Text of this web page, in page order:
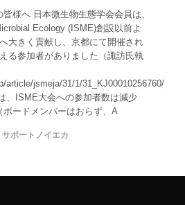
様へ 日本微生物生態学会会員は、
Ecology (ISME)創設以前よ
大きく貢献し、京都にて開催され
る参加者がありました（諏訪氏執
article/jsmeja/31/1/31_KJ00010256760/
、ISME大会への参加者数は減少
ボードメンバーはおらず、A
サポートノイエカ